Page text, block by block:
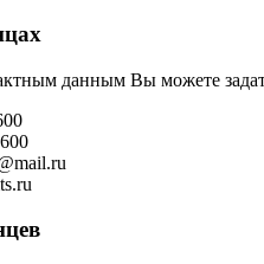
данным Вы можете